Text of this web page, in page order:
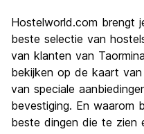
Cultuur
Uitgaan
Waarde voor uw geld
Hostelworld.com brengt
beste selectie van
van klanten van
bekijken op de kaart
van speciale
bevestiging. En waarom
beste dingen die te zien